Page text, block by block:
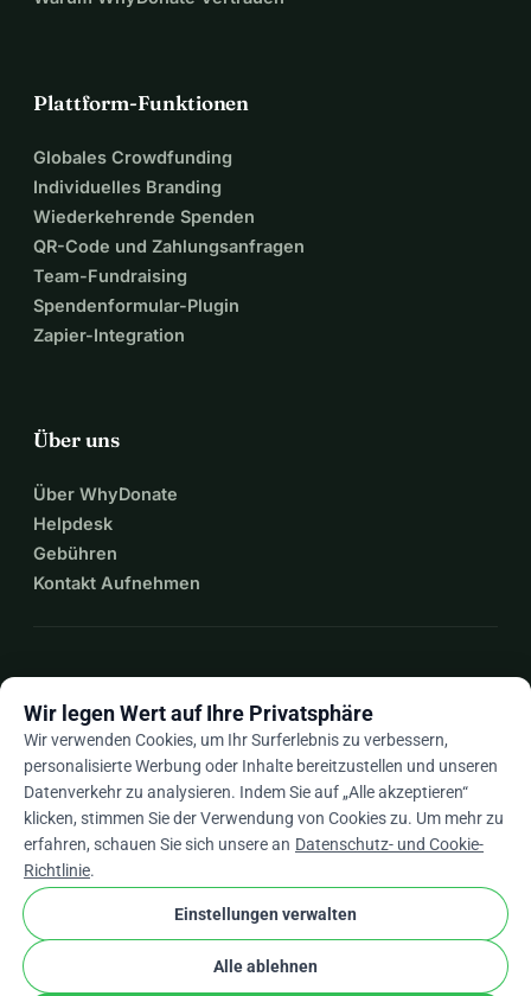
Plattform-Funktionen
Globales Crowdfunding
Individuelles Branding
Wiederkehrende Spenden
QR-Code und Zahlungsanfragen
Team-Fundraising
Spendenformular-Plugin
Zapier-Integration
Über uns
Über WhyDonate
Helpdesk
Gebühren
Kontakt Aufnehmen
Dearrow_drop_down
★★★★★4,9 / 5 basierend auf 500+ Bewertungen
WhyDonateDatenschutz und Cookies
Allgemeine Geschäftsbedingungen
Wir legen Wert auf Ihre Privatsphäre
Wir verwenden Cookies, um Ihr Surferlebnis zu verbessern,
personalisierte Werbung oder Inhalte bereitzustellen und unseren
Datenverkehr zu analysieren. Indem Sie auf „Alle akzeptieren“
klicken, stimmen Sie der Verwendung von Cookies zu. Um mehr zu
erfahren, schauen Sie sich unsere an Datenschutz- und Cookie-
Richtlinie.
Einstellungen verwalten
Alle ablehnen